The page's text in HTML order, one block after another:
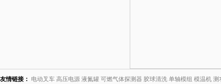
友情链接： 电动叉车 高压电源 液氮罐 可燃气体探测器 胶球清洗 单轴模组 模温机 测